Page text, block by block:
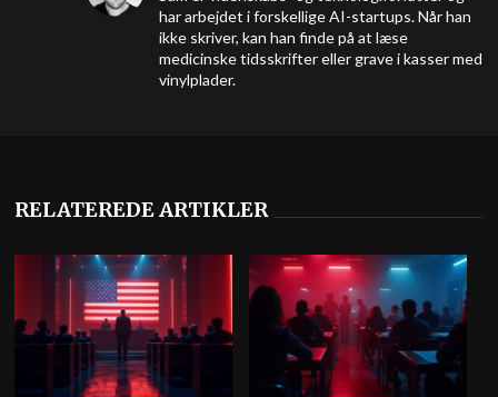
har arbejdet i forskellige AI-startups. Når han
ikke skriver, kan han finde på at læse
medicinske tidsskrifter eller grave i kasser med
vinylplader.
RELATEREDE ARTIKLER